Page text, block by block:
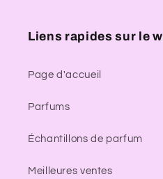
Liens rapides sur le
Page d'accueil
Parfums
Échantillons de parfum
Meilleures ventes